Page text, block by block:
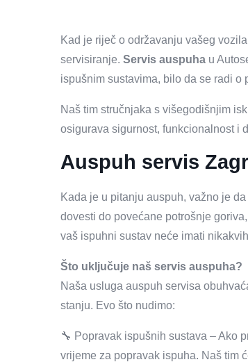
Kad je riječ o održavanju vašeg
servisiranje. Servis auspuha u
ispušnim sustavima, bilo da se radi
Naš tim stručnjaka s višegodišnjim
osigurava sigurnost, funkcionalnost i
Auspuh servis
Kada je u pitanju auspuh, važno je
dovesti do povećane potrošnje
vaš ispuhni sustav neće imati
Što uključuje naš servis auspuha?
Naša usluga auspuh servisa
stanju. Evo što nudimo:
🔧 Popravak ispušnih sustava – Ako
vrijeme za popravak ispuha. Naš tim